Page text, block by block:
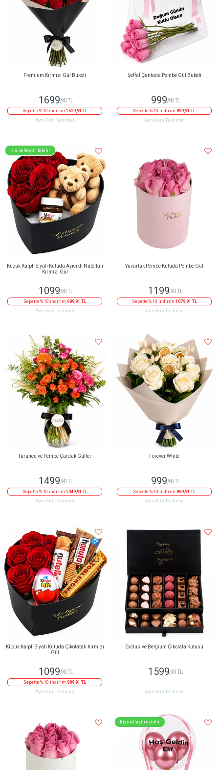
Premium Kırmızı Gül Buketi
1699,90 TL
Sepette % 10 indirim 1529,91 TL
Aynı Gün Teslimat
Şeffaf Çantada Pembe Gül Buketi
999,90 TL
Sepette % 10 indirim 899,91 TL
Aynı Gün Teslimat
Kişiselleştirilebilir
Küçük Kalpli Siyah Kutuda Ayıcıklı Nutellalı
Kırmızı Gül
1099 ,90 TL
Sepette % 10 indirim 989,91 TL
Aynı Gün Teslimat
Yuvarlak Pembe Kutuda Pembe Gül
1199 ,90 TL
Sepette % 10 indirim 1079,91 TL
Aynı Gün Teslimat
Turuncu ve Pembe Çardak Güller
1499,90 TL
Sepette % 10 indirim 1349,91 TL
Aynı Gün Teslimat
Forever White
999,90 TL
Sepette % 10 indirim 899,91 TL
Aynı Gün Teslimat
Küçük Kalpli Siyah Kutuda Çikolatalı Kırmızı
Gül
1099 ,90 TL
Sepette % 10 indirim 989,91 TL
Aynı Gün Teslimat
Exclusive Belgium Çikolata Kutusu
1599 ,90 TL
Aynı Gün Teslimat
Kişiselleştirilebilir